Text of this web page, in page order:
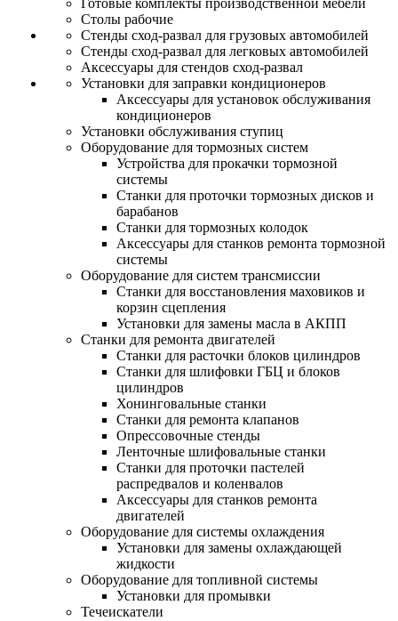
Готовые комплекты производственной мебели
Столы рабочие
Стенды сход-развал для грузовых автомобилей
Стенды сход-развал для легковых автомобилей
Аксессуары для стендов сход-развал
Установки для заправки кондиционеров
Аксессуары для установок обслуживания
кондиционеров
Установки обслуживания ступиц
Оборудование для тормозных систем
Устройства для прокачки тормозной
системы
Станки для проточки тормозных дисков и
барабанов
Станки для тормозных колодок
Аксессуары для станков ремонта тормозной
системы
Оборудование для систем трансмиссии
Станки для восстановления маховиков и
корзин сцепления
Установки для замены масла в АКПП
Станки для ремонта двигателей
Станки для расточки блоков цилиндров
Станки для шлифовки ГБЦ и блоков
цилиндров
Хонинговальные станки
Станки для ремонта клапанов
Опрессовочные стенды
Ленточные шлифовальные станки
Станки для проточки пастелей
распредвалов и коленвалов
Аксессуары для станков ремонта
двигателей
Оборудование для системы охлаждения
Установки для замены охлаждающей
жидкости
Оборудование для топливной системы
Установки для промывки
Течеискатели